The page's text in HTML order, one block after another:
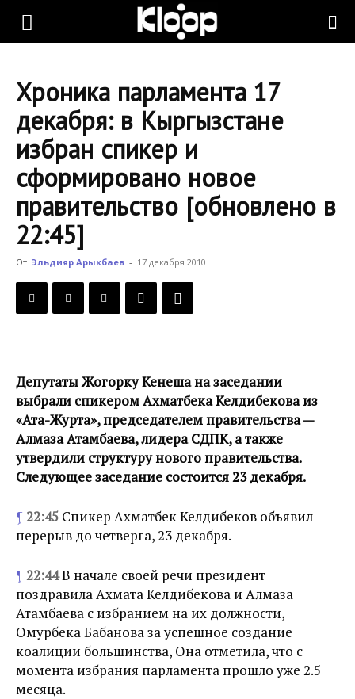
KLOOP.KG
Новости
Кыргызстана
Хроника парламента 17
декабря: в Кыргызстане
избран спикер и
сформировано новое
правительство [обновлено в
22:45]
От Эльдияр Арыкбаев - 17 декабря 2010
Депутаты Жогорку Кенеша на заседании
выбрали спикером Ахматбека Келдибекова из
«Ата-Журта», председателем правительства —
Алмаза Атамбаева, лидера СДПК, а также
утвердили структуру нового правительства.
Следующее заседание состоится 23 декабря.
¶ 22:45 Спикер Ахматбек Келдибеков объявил
перерыв до четверга, 23 декабря.
¶ 22:44В начале своей речи президент
поздравила Ахмата Келдибекова и Алмаза
Атамбаева с избранием на их должности,
Омурбека Бабанова за успешное создание
коалиции большинства, Она отметила, что с
момента избрания парламента прошло уже 2.5
месяца.